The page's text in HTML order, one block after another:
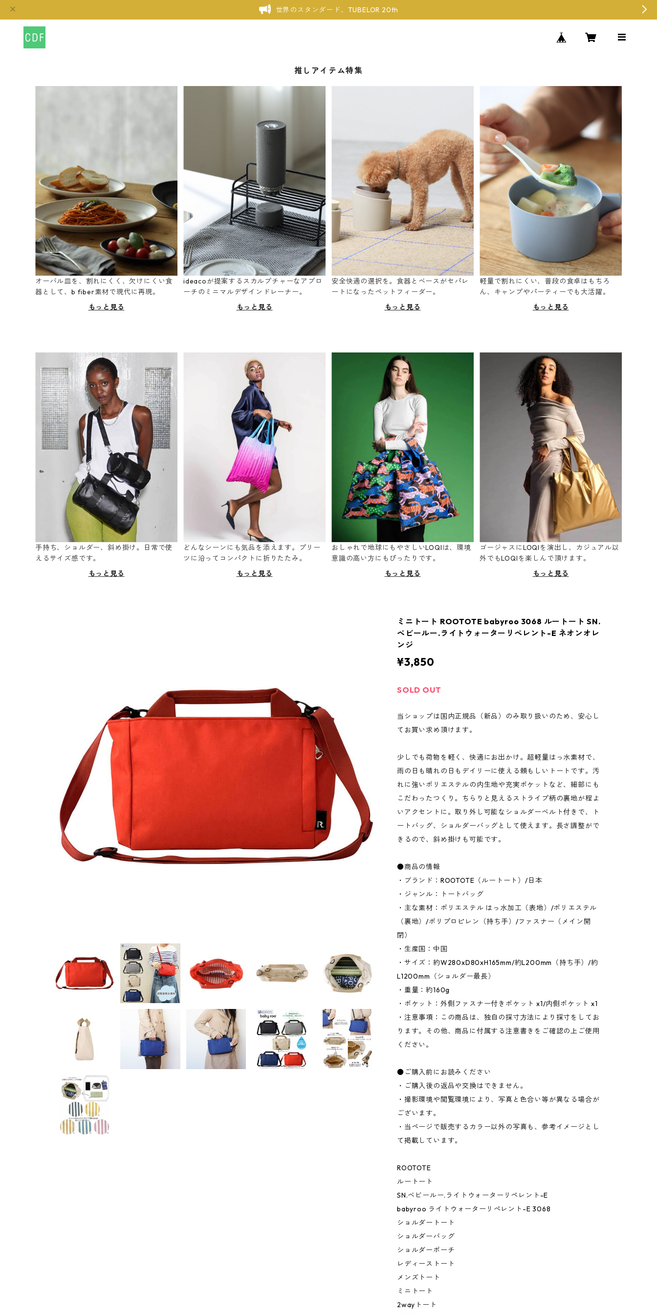
世界のスタンダード、TUBELOR 20th
推しアイテム特集
オーバル皿を、割れにくく、欠けにくい食
器として、b fiber素材で現代に再現。
もっと見る
ideacoが提案するスカルプチャーなアプロ
ーチのミニマルデザインドレーナー。
もっと見る
安全快適の選択を。食器とベースがセパレ
ートになったペットフィーダー。
もっと見る
軽量で割れにくい、普段の食卓はもちろ
ん、キャンプやパーティーでも大活躍。
もっと見る
手持ち、ショルダー、斜め掛け。日常で使
えるサイズ感です。
もっと見る
どんなシーンにも気品を添えます。プリー
ツに沿ってコンパクトに折りたたみ。
もっと見る
おしゃれで地球にもやさしいLOQIは、環境
意識の高い方にもぴったりです。
もっと見る
ゴージャスにLOQIを演出し、カジュアル以
外でもLOQIを楽しんで頂けます。
もっと見る
ミニトート ROOTOTE babyroo 3068 ルートート SN.
ベビールー.ライトウォーターリペレント-E ネオンオレ
ンジ
¥3,850
SOLD OUT
当ショップは国内正規品（新品）のみ取り扱いのため、安心し
てお買い求め頂けます。
少しでも荷物を軽く、快適にお出かけ。超軽量はっ水素材で、
雨の日も晴れの日もデイリーに使える頼もしいトートです。汚
れに強いポリエステルの内生地や充実ポケットなど、細部にも
こだわったつくり。ちらりと見えるストライプ柄の裏地が程よ
いアクセントに。取り外し可能なショルダーベルト付きで、ト
ートバッグ、ショルダーバッグとして使えます。長さ調整がで
きるので、斜め掛けも可能です。
●商品の情報
・ブランド：ROOTOTE（ルートート）/日本
・ジャンル：トートバッグ
・主な素材：ポリエステル はっ水加工（表地）/ポリエステル
（裏地）/ポリプロピレン（持ち手）/ファスナー（メイン開
閉）
・生産国：中国
・サイズ：約W280xD80xH165mm/約L200mm（持ち手）/約
L1200mm（ショルダー最長）
・重量：約160g
・ポケット：外側ファスナー付きポケット x1/内側ポケット x1
・注意事項：この商品は、独自の採寸方法により採寸をしてお
ります。その他、商品に付属する注意書きをご確認の上ご使用
ください。
●ご購入前にお読みください
・ご購入後の返品や交換はできません。
・撮影環境や閲覧環境により、写真と色合い等が異なる場合が
ございます。
・当ページで販売するカラー以外の写真も、参考イメージとし
て掲載しています。
ROOTOTE
ルートート
SN.ベビールー.ライトウォーターリペレント-E
babyroo ライトウォーターリぺレント-E 3068
ショルダートート
ショルダーバッグ
ショルダーポーチ
レディーストート
メンズトート
ミニトート
2wayトート